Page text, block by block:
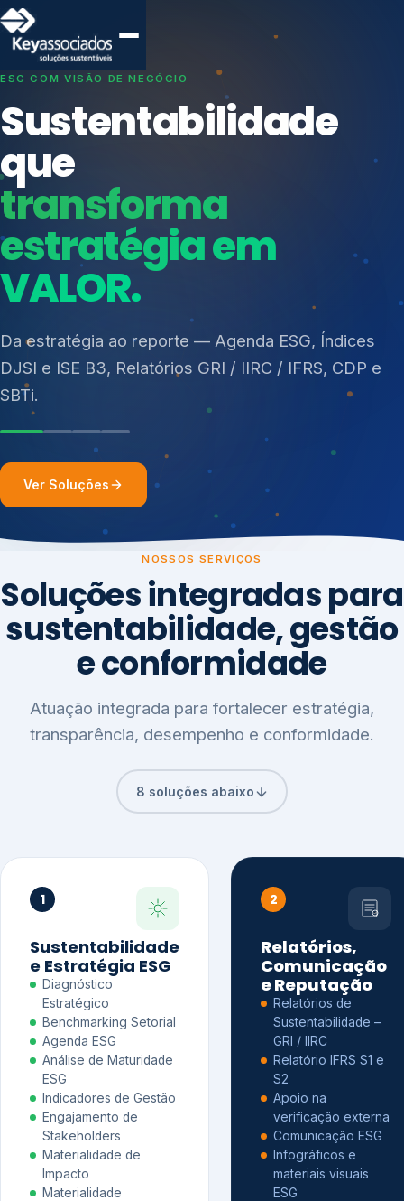
SISTEMAS DE GESTÃO OTIMIZADOS E INTEGRADOS
Conformidade que
protege seu
negócio.
Consultoria, auditoria e treinamentos em ISO 27001,
ISO 27701, ISO 42001, ISO 37001, ISO 9001, ISO
14001, ISO 45001, ONA e PNQ — Gestão de
resíduos sólidos (PGRS/PMGRS).
Índices de Mercado
Mudanças Climáticas
Reputação e Cadeia
Reporte Regulatório
Ver Soluções
NOSSOS SERVIÇOS
Soluções integradas para
sustentabilidade, gestão
e conformidade
Atuação integrada para fortalecer estratégia,
transparência, desempenho e conformidade.
8 soluções abaixo
1
Sustentabilidade
e Estratégia ESG
Diagnóstico
Estratégico
Benchmarking Setorial
Agenda ESG
Análise de Maturidade
ESG
Indicadores de Gestão
Engajamento de
Stakeholders
Materialidade de
Impacto
Materialidade
2
Relatórios,
Comunicação
e Reputação
Relatórios de
Sustentabilidade –
GRI / IIRC
Relatório IFRS S1 e
S2
Apoio na
verificação externa
Comunicação ESG
Infográficos e
materiais visuais
ESG